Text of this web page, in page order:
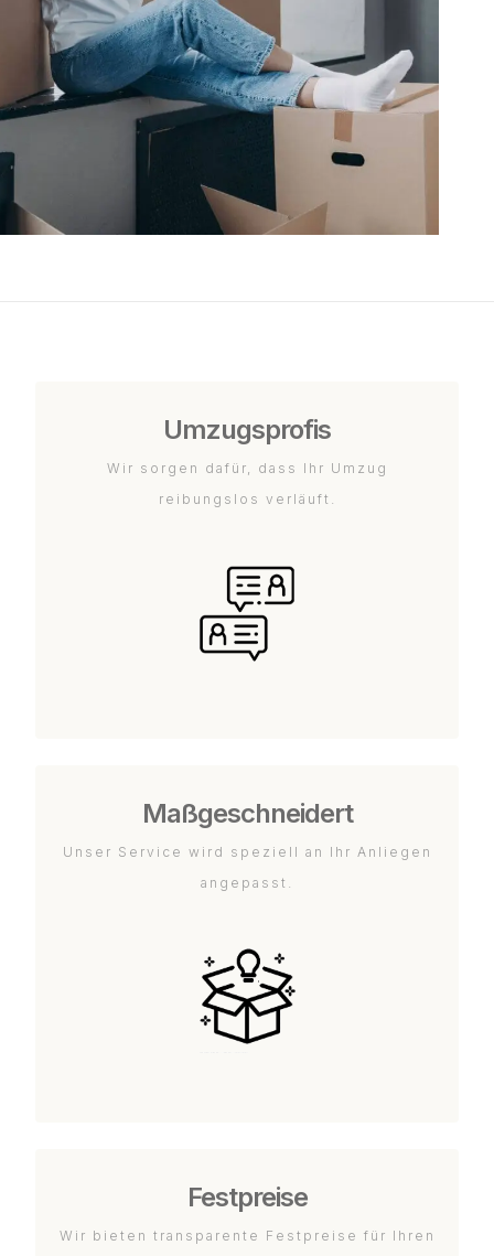
Umzugsprofis
Wir sorgen dafür, dass Ihr Umzug
reibungslos verläuft.
Maßgeschneidert
Unser Service wird speziell an Ihr Anliegen
angepasst.
Festpreise
Wir bieten transparente Festpreise für Ihren